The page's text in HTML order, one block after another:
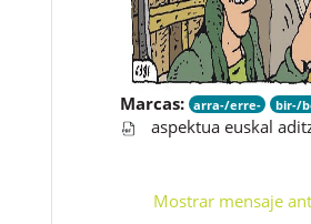
Marcas: arra-/erre- bir-/
aspektua euskal
Mostrar mensaje